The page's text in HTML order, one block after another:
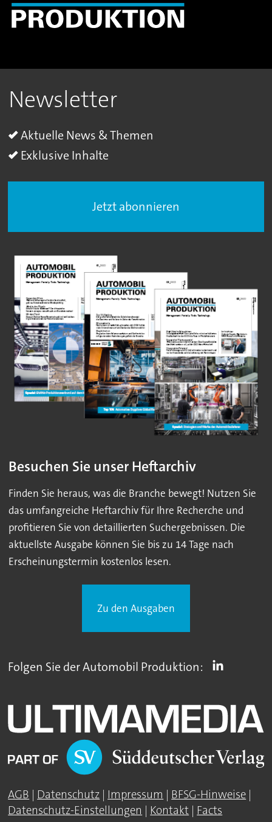
Newsletter
Aktuelle News & Themen
Exklusive Inhalte
Jetzt abonnieren
Besuchen Sie unser Heftarchiv
Finden Sie heraus, was die Branche bewegt! Nutzen Sie
das umfangreiche Heftarchiv für Ihre Recherche und
profitieren Sie von detaillierten Suchergebnissen. Die
aktuellste Ausgabe können Sie bis zu 14 Tage nach
Erscheinungstermin kostenlos lesen.
Zu den Ausgaben
Folgen Sie der Automobil Produktion:
AGB | Datenschutz | Impressum | BFSG-Hinweise |
Datenschutz-Einstellungen | Kontakt | Facts